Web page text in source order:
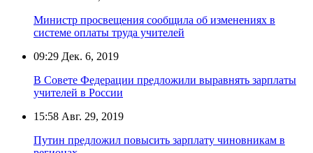
Министр просвещения сообщила об изменениях в
системе оплаты труда учителей
09:29 Дек. 6, 2019
В Совете Федерации предложили выравнять зарплаты
учителей в России
15:58 Авг. 29, 2019
Путин предложил повысить зарплату чиновникам в